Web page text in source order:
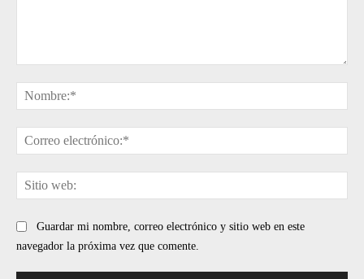
Guardar mi nombre, correo electrónico y sitio web en este
navegador la próxima vez que comente.